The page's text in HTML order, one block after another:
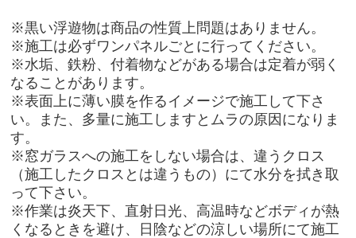
※黒い浮遊物は商品の性質上問題はありません。
※施工は必ずワンパネルごとに行ってください。
※水垢、鉄粉、付着物などがある場合は定着が弱く
なることがあります。
※表面上に薄い膜を作るイメージで施工して下さ
い。また、多量に施工しますとムラの原因になりま
す。
※窓ガラスへの施工をしない場合は、違うクロス
（施工したクロスとは違うもの）にて水分を拭き取
って下さい。
※作業は炎天下、直射日光、高温時などボディが熱
くなるときを避け、日陰などの涼しい場所にて施工